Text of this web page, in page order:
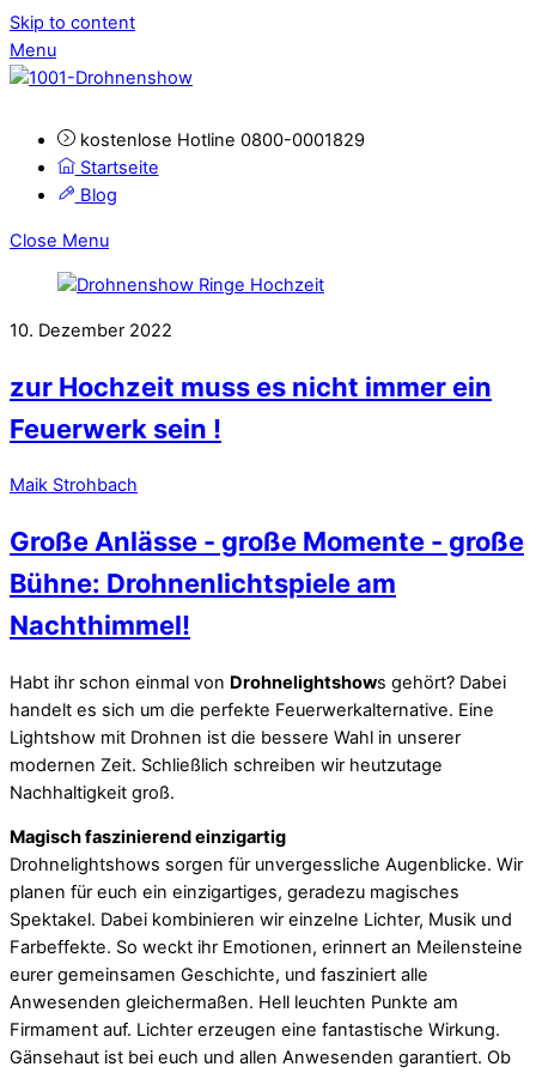
Skip to content
Menu
kostenlose Hotline 0800-0001829
Startseite
Blog
Close Menu
10. Dezember 2022
zur Hochzeit muss es nicht immer ein
Feuerwerk sein !
Maik Strohbach
Große Anlässe - große Momente - große
Bühne: Drohnenlichtspiele am
Nachthimmel!
Habt ihr schon einmal von Drohnelightshows gehört? Dabei
handelt es sich um die perfekte Feuerwerkalternative. Eine
Lightshow mit Drohnen ist die bessere Wahl in unserer
modernen Zeit. Schließlich schreiben wir heutzutage
Nachhaltigkeit groß.
Magisch faszinierend einzigartig
Drohnelightshows sorgen für unvergessliche Augenblicke. Wir
planen für euch ein einzigartiges, geradezu magisches
Spektakel. Dabei kombinieren wir einzelne Lichter, Musik und
Farbeffekte. So weckt ihr Emotionen, erinnert an Meilensteine
eurer gemeinsamen Geschichte, und fasziniert alle
Anwesenden gleichermaßen. Hell leuchten Punkte am
Firmament auf. Lichter erzeugen eine fantastische Wirkung.
Gänsehaut ist bei euch und allen Anwesenden garantiert. Ob